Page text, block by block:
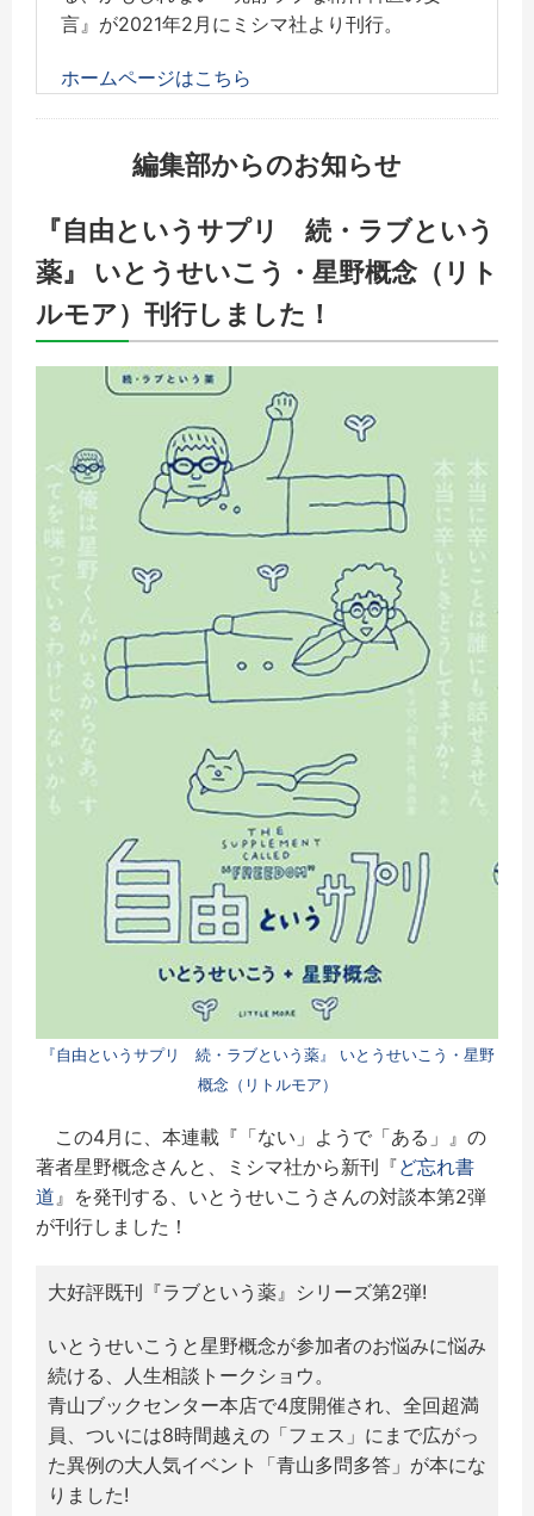
言』が2021年2月にミシマ社より刊行。
ホームページはこちら
編集部からのお知らせ
『自由というサプリ 続・ラブという
薬』 いとうせいこう・星野概念（リト
ルモア）刊行しました！
『自由というサプリ 続・ラブという薬』 いとうせいこう・星野
概念（リトルモア）
この4月に、本連載『「ない」ようで「ある」』の
著者星野概念さんと、ミシマ社から新刊『ど忘れ書
道 』を発刊する、いとうせいこうさんの対談本第2弾
が刊行しました！
大好評既刊『ラブという薬』シリーズ第2弾!
いとうせいこうと星野概念が参加者のお悩みに悩み
続ける、人生相談トークショウ。
青山ブックセンター本店で4度開催され、全回超満
員、ついには8時間越えの「フェス」にまで広がっ
た異例の大人気イベント「青山多問多答」が本にな
りました!